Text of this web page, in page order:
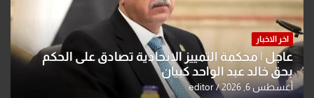
اخر الاخبار
عاجل | محكمة التمييز الاتحادية تصادق على الحكم
بحق خالد عبد الواحد كبيان
أغسطس 6, 2026 editor